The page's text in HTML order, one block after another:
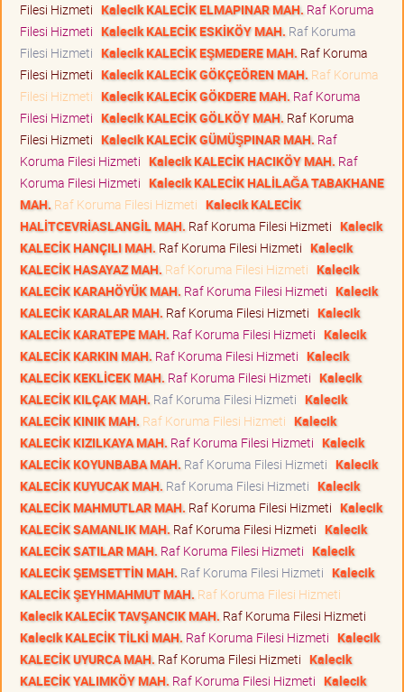
Filesi Hizmeti Kalecik KALECİK ELMAPINAR MAH. Raf Koruma
Filesi Hizmeti Kalecik KALECİK ESKİKÖY MAH. Raf Koruma
Filesi Hizmeti Kalecik KALECİK EŞMEDERE MAH. Raf Koruma
Filesi Hizmeti Kalecik KALECİK GÖKÇEÖREN MAH. Raf Koruma
Filesi Hizmeti Kalecik KALECİK GÖKDERE MAH. Raf Koruma
Filesi Hizmeti Kalecik KALECİK GÖLKÖY MAH. Raf Koruma
Filesi Hizmeti Kalecik KALECİK GÜMÜŞPINAR MAH. Raf
Koruma Filesi Hizmeti Kalecik KALECİK HACIKÖY MAH. Raf
Koruma Filesi Hizmeti Kalecik KALECİK HALİLAĞA TABAKHANE
MAH. Raf Koruma Filesi Hizmeti Kalecik KALECİK
HALİTCEVRİASLANGİL MAH. Raf Koruma Filesi Hizmeti Kalecik
KALECİK HANÇILI MAH. Raf Koruma Filesi Hizmeti Kalecik
KALECİK HASAYAZ MAH. Raf Koruma Filesi Hizmeti Kalecik
KALECİK KARAHÖYÜK MAH. Raf Koruma Filesi Hizmeti Kalecik
KALECİK KARALAR MAH. Raf Koruma Filesi Hizmeti Kalecik
KALECİK KARATEPE MAH. Raf Koruma Filesi Hizmeti Kalecik
KALECİK KARKIN MAH. Raf Koruma Filesi Hizmeti Kalecik
KALECİK KEKLİCEK MAH. Raf Koruma Filesi Hizmeti Kalecik
KALECİK KILÇAK MAH. Raf Koruma Filesi Hizmeti Kalecik
KALECİK KINIK MAH. Raf Koruma Filesi Hizmeti Kalecik
KALECİK KIZILKAYA MAH. Raf Koruma Filesi Hizmeti Kalecik
KALECİK KOYUNBABA MAH. Raf Koruma Filesi Hizmeti Kalecik
KALECİK KUYUCAK MAH. Raf Koruma Filesi Hizmeti Kalecik
KALECİK MAHMUTLAR MAH. Raf Koruma Filesi Hizmeti Kalecik
KALECİK SAMANLIK MAH. Raf Koruma Filesi Hizmeti Kalecik
KALECİK SATILAR MAH. Raf Koruma Filesi Hizmeti Kalecik
KALECİK ŞEMSETTİN MAH. Raf Koruma Filesi Hizmeti Kalecik
KALECİK ŞEYHMAHMUT MAH. Raf Koruma Filesi Hizmeti
Kalecik KALECİK TAVŞANCIK MAH. Raf Koruma Filesi Hizmeti
Kalecik KALECİK TİLKİ MAH. Raf Koruma Filesi Hizmeti Kalecik
KALECİK UYURCA MAH. Raf Koruma Filesi Hizmeti Kalecik
KALECİK YALIMKÖY MAH. Raf Koruma Filesi Hizmeti Kalecik